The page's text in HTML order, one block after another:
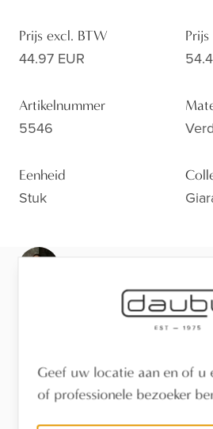
Prijs excl. BTW
44.97 EUR
Artikelnummer
5546
Eenheid
Stuk
Bekijk de afwerking van
vind een verdeler in je buurt.
Bezoek de
Geef uw locatie aan en of u
of professionele bezoeker